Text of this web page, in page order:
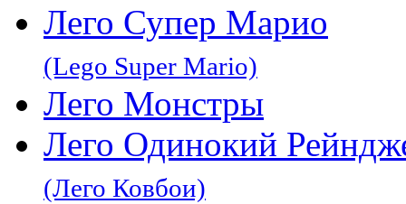
Лего Супер Марио
(Lego Super Mario)
Лего Монстры
Лего Одинокий
(Лего Ковбои)